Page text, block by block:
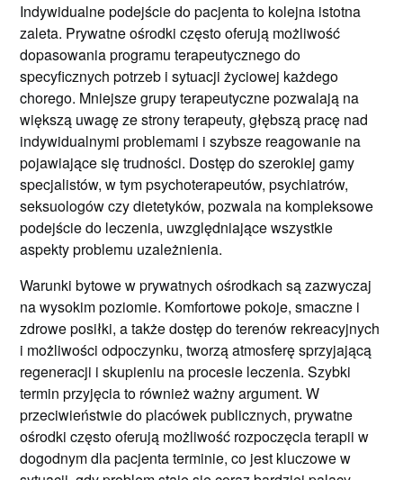
Indywidualne podejście do pacjenta to kolejna istotna
zaleta. Prywatne ośrodki często oferują możliwość
dopasowania programu terapeutycznego do
specyficznych potrzeb i sytuacji życiowej każdego
chorego. Mniejsze grupy terapeutyczne pozwalają na
większą uwagę ze strony terapeuty, głębszą pracę nad
indywidualnymi problemami i szybsze reagowanie na
pojawiające się trudności. Dostęp do szerokiej gamy
specjalistów, w tym psychoterapeutów, psychiatrów,
seksuologów czy dietetyków, pozwala na kompleksowe
podejście do leczenia, uwzględniające wszystkie
aspekty problemu uzależnienia.
Warunki bytowe w prywatnych ośrodkach są zazwyczaj
na wysokim poziomie. Komfortowe pokoje, smaczne i
zdrowe posiłki, a także dostęp do terenów rekreacyjnych
i możliwości odpoczynku, tworzą atmosferę sprzyjającą
regeneracji i skupieniu na procesie leczenia. Szybki
termin przyjęcia to również ważny argument. W
przeciwieństwie do placówek publicznych, prywatne
ośrodki często oferują możliwość rozpoczęcia terapii w
dogodnym dla pacjenta terminie, co jest kluczowe w